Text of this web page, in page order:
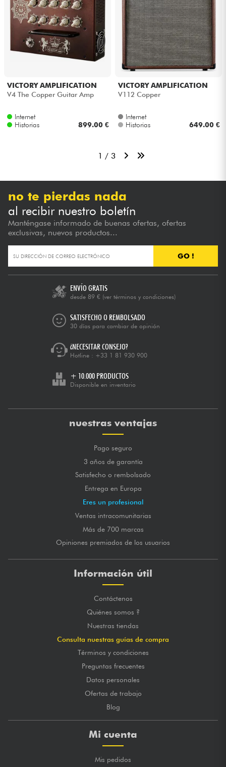
VICTORY AMPLIFICATION
V4 The Copper Guitar Amp
Internet
Historias
899.00 €
VICTORY AMPLIFICATION
V112 Copper
Internet
Historias
649.00 €
1 / 3
no te pierdas nada
al recibir nuestro boletín
Manténgase informado de buenas ofertas, ofertas
exclusivas, nuevos productos...
GO !
ENVÍO GRATIS
desde 89 € (ver términos y condiciones)
SATISFECHO O REMBOLSADO
30 días para cambiar de opinión
¿NECESITAR CONSEJO?
Hotline : +33 1 81 930 900
+ 10.000 PRODUCTOS
Disponible en inventario
nuestras ventajas
Pago seguro
3 años de garantía
Satisfecho o rembolsado
Entrega en Europa
Eres un profesional
Ventas intracomunitarias
Más de 700 marcas
Opiniones premiados de los usuarios
Información útil
Contáctenos
Quiénes somos ?
Nuestras tiendas
Consulta nuestras guías de compra
Términos y condiciones
Preguntas frecuentes
Datos personales
Ofertas de trabajo
Blog
Mi cuenta
Mis pedidos